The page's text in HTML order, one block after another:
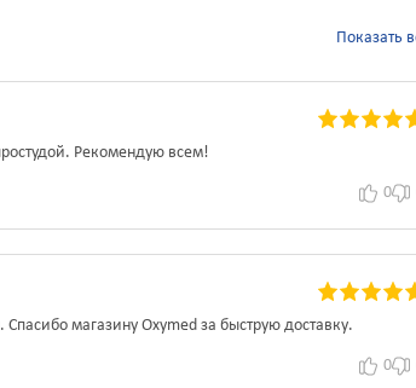
Показать
Рекомендую всем!
0
магазину Oxymed за быструю доставку.
0